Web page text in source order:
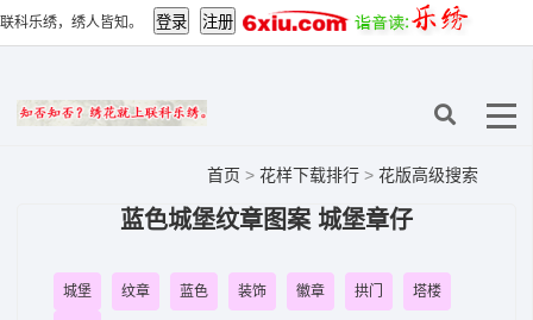
联科乐绣，绣人皆知。
首页 > 花样下载排行 > 花版高级搜索
蓝色城堡纹章图案 城堡章仔
城堡 纹章 蓝色 装饰 徽章 拱门 塔楼